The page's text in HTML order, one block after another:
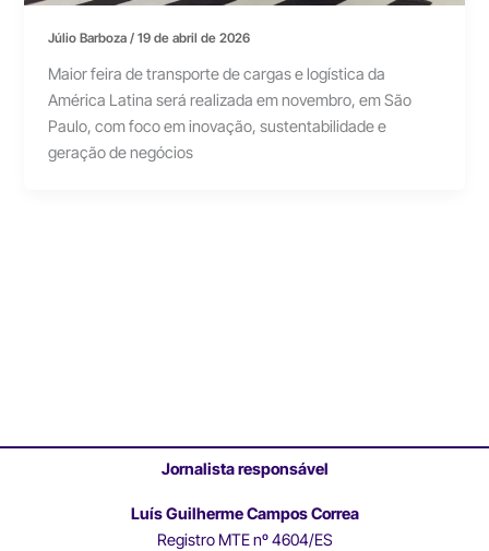
Júlio Barboza/19 de abril de 2026
Maior feira de transporte de cargas e logística da
América Latina será realizada em novembro, em São
Paulo, com foco em inovação, sustentabilidade e
geração de negócios
Jornalista responsável
Luís Guilherme Campos Correa
Registro MTE nº 4604/ES